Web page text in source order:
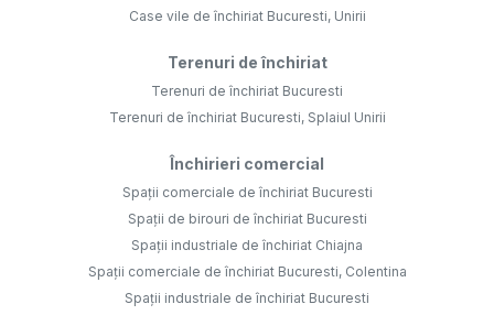
Case vile de închiriat Bucuresti, Unirii
Terenuri de închiriat
Terenuri de închiriat Bucuresti
Terenuri de închiriat Bucuresti, Splaiul Unirii
Închirieri comercial
Spații comerciale de închiriat Bucuresti
Spații de birouri de închiriat Bucuresti
Spații industriale de închiriat Chiajna
Spații comerciale de închiriat Bucuresti, Colentina
Spații industriale de închiriat Bucuresti